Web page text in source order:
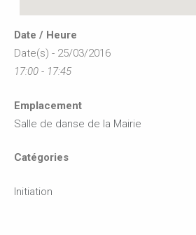
Date / Heure
Date(s) - 25/03/2016
17:00 - 17:45
Emplacement
Salle de danse de la Mairie
Catégories
Initiation